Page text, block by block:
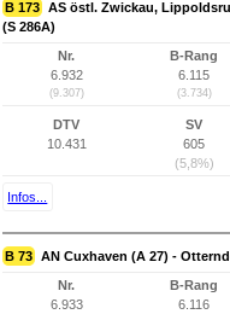
B 173 AS östl. Zwickau,
(S 286A)
Nr.
6.932
(9.307)
B-Rang
6.115
(3.734)
DTV
10.431
SV
605
(5,8%)
Infos...
B 73 AN Cuxhaven (A 27) -
Nr.
6.933
B-Rang
6.116